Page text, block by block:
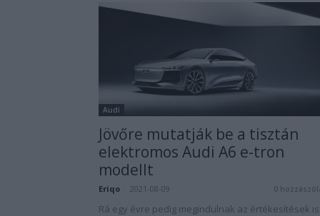
Audi
Jövőre mutatják be a tisztán
elektromos Audi A6 e-tron
modellt
Eriqo 2021-08-09 0
Rá egy évre pedig megindulnak az értékesítések is